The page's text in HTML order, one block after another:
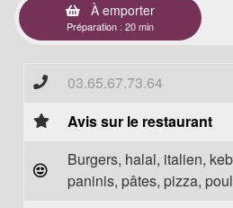
À emporter
Préparation : 20 min
03.65.67.73.64
Avis sur le restaurant
Burgers, halal, italien,
paninis, pâtes, pizza,